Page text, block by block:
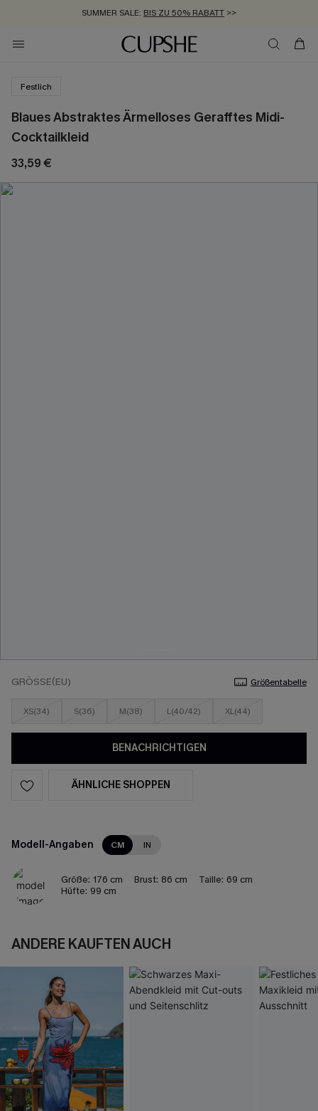
SUMMER SALE: BIS ZU 50% RABATT >>
ZUM NEWSLETTER:BIS ZU -20% EXTRA ERHALTEN
KOSTENLOSER VERSAND AB 89 €
Festlich
Blaues Abstraktes Ärmelloses Gerafftes Midi-
Cocktailkleid
33,59 €
GRÖSSE(EU) Größentabelle
XS(34) S(36) M(38) L(40/42) XL(44)
BENACHRICHTIGEN
ÄHNLICHE SHOPPEN
Modell-Angaben CM IN
Größe: 176 cm Brust: 86 cm Taille: 69 cm
Hüfte: 99 cm
ANDERE KAUFTEN AUCH